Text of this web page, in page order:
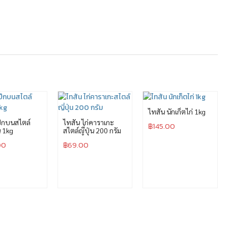
บนสไตล์
1kg
ไทสัน ไก่คาราเกะ
สไตล์ญี่ปุ่น 200 กรัม
฿69.00
ไทสัน นักเก็ตไก่ 1kg
฿145.00